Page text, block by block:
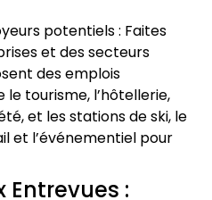
potentiels : Faites
et des secteurs
des emplois
le tourisme, l’hôtellerie,
et les stations de ski, le
et l’événementiel pour
: